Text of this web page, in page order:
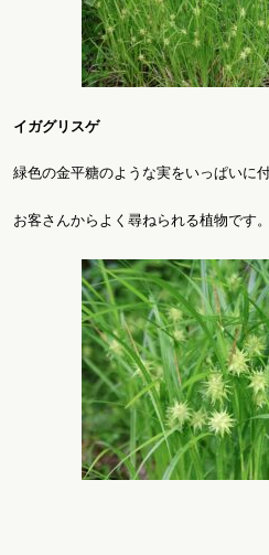
イガグリスゲ
緑色の金平糖のような実をいっぱいに
お客さんからよく尋ねられる植物です。